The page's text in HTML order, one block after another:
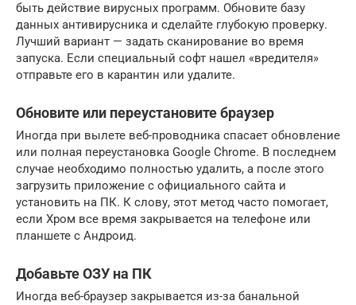
быть действие вирусных программ. Обновите базу
данных антивирусника и сделайте глубокую проверку.
Лучший вариант — задать сканирование во время
запуска. Если специальный софт нашел «вредителя»
отправьте его в карантин или удалите.
Обновите или переустановите браузер
Иногда при вылете веб-проводника спасает обновление
или полная переустановка Google Chrome. В последнем
случае необходимо полностью удалить, а после этого
загрузить приложение с официального сайта и
установить на ПК. К слову, этот метод часто помогает,
если Хром все время закрывается на телефоне или
планшете с Андроид.
Добавьте ОЗУ на ПК
Иногда веб-браузер закрывается из-за банальной